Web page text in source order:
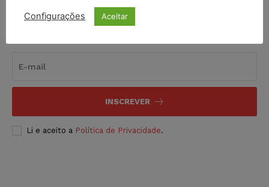
INSCREVER
Li e aceito a Política de Privacidade.
Configurações Aceitar